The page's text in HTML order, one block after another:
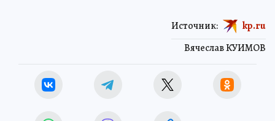
Вячеслав КУИМОВ
Источник: kp.ru